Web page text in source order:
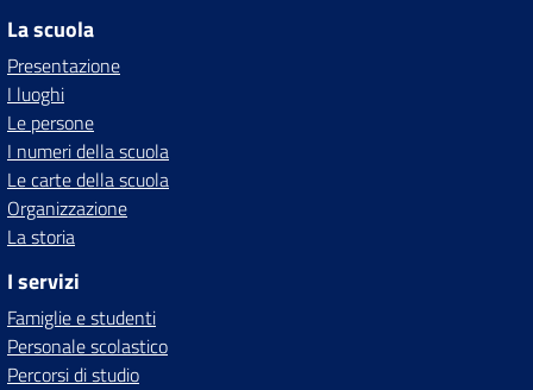
La scuola
Presentazione
I luoghi
Le persone
I numeri della scuola
Le carte della scuola
Organizzazione
La storia
I servizi
Famiglie e studenti
Personale scolastico
Percorsi di studio